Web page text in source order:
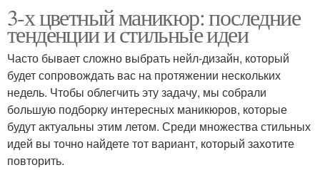
3-х цветный маникюр: последние
тенденции и стильные идеи
Часто бывает сложно выбрать нейл-дизайн, который
будет сопровождать вас на протяжении нескольких
недель. Чтобы облегчить эту задачу, мы собрали
большую подборку интересных маникюров, которые
будут актуальны этим летом. Среди множества стильных
идей вы точно найдете тот вариант, который захотите
повторить.